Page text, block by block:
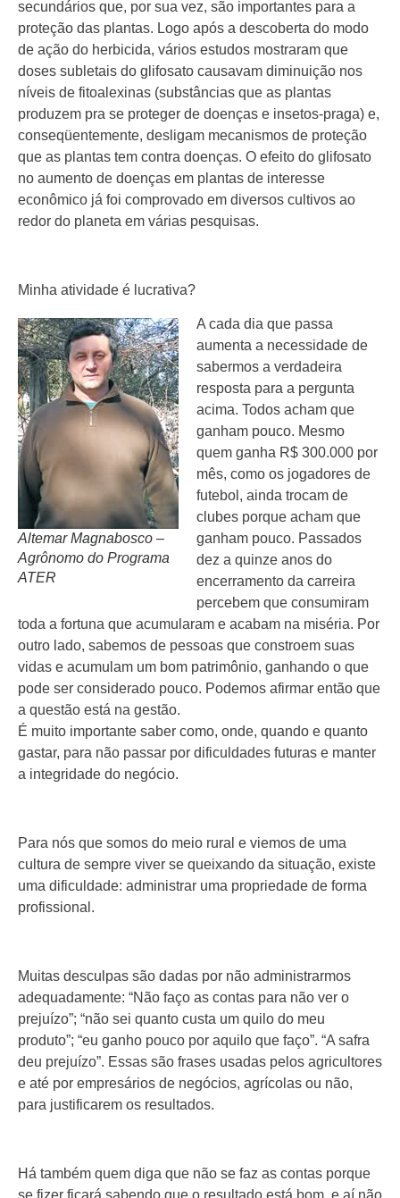
secundários que, por sua vez, são importantes para a
proteção das plantas. Logo após a descoberta do modo
de ação do herbicida, vários estudos mostraram que
doses subletais do glifosato causavam diminuição nos
níveis de fitoalexinas (substâncias que as plantas
produzem pra se proteger de doenças e insetos-praga) e,
conseqüentemente, desligam mecanismos de proteção
que as plantas tem contra doenças. O efeito do glifosato
no aumento de doenças em plantas de interesse
econômico já foi comprovado em diversos cultivos ao
redor do planeta em várias pesquisas.
Minha atividade é lucrativa?
Altemar Magnabosco –
Agrônomo do Programa
ATER
A cada dia que passa
aumenta a necessidade de
sabermos a verdadeira
resposta para a pergunta
acima. Todos acham que
ganham pouco. Mesmo
quem ganha R$ 300.000 por
mês, como os jogadores de
futebol, ainda trocam de
clubes porque acham que
ganham pouco. Passados
dez a quinze anos do
encerramento da carreira
percebem que consumiram
toda a fortuna que acumularam e acabam na miséria. Por
outro lado, sabemos de pessoas que constroem suas
vidas e acumulam um bom patrimônio, ganhando o que
pode ser considerado pouco. Podemos afirmar então que
a questão está na gestão.
É muito importante saber como, onde, quando e quanto
gastar, para não passar por dificuldades futuras e manter
a integridade do negócio.
Para nós que somos do meio rural e viemos de uma
cultura de sempre viver se queixando da situação, existe
uma dificuldade: administrar uma propriedade de forma
profissional.
Muitas desculpas são dadas por não administrarmos
adequadamente: “Não faço as contas para não ver o
prejuízo”; “não sei quanto custa um quilo do meu
produto”; “eu ganho pouco por aquilo que faço”. “A safra
deu prejuízo”. Essas são frases usadas pelos agricultores
e até por empresários de negócios, agrícolas ou não,
para justificarem os resultados.
Há também quem diga que não se faz as contas porque
se fizer ficará sabendo que o resultado está bom, e aí não